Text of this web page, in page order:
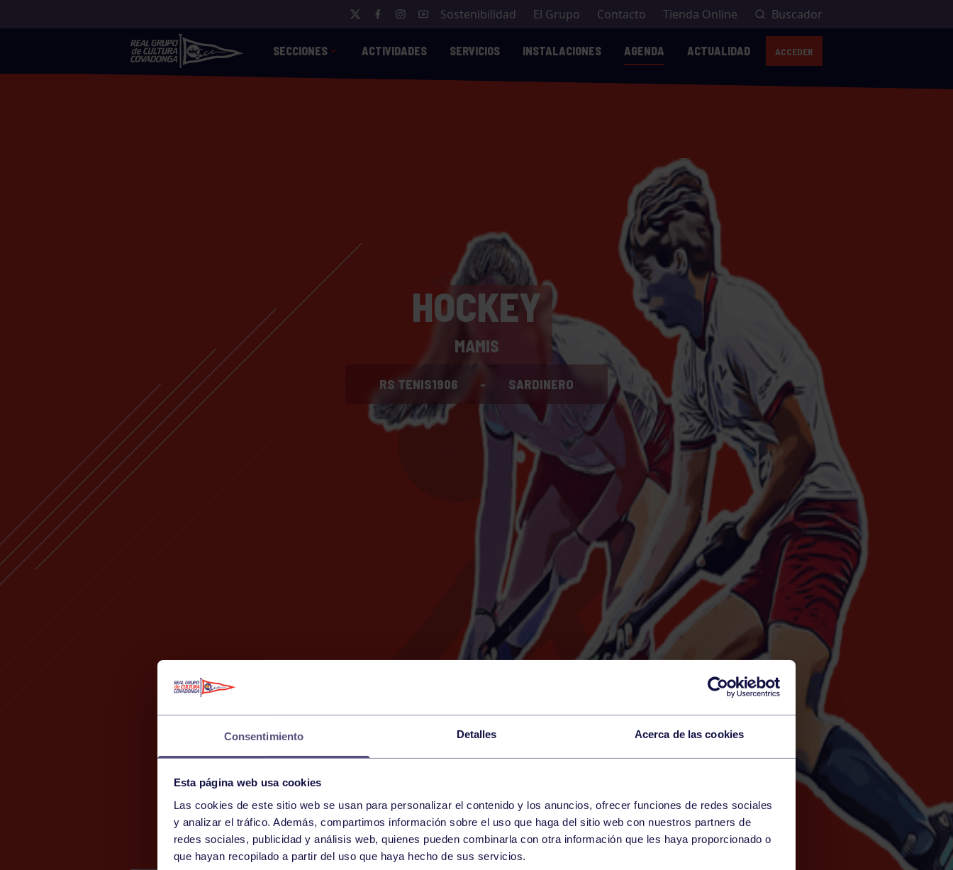
Consentimiento Detalles Acerca de las cookies
Esta página web usa cookies
Las cookies de este sitio web se usan para personalizar el contenido y los anuncios, ofrecer funciones de redes sociales
y analizar el tráfico. Además, compartimos información sobre el uso que haga del sitio web con nuestros partners de
redes sociales, publicidad y análisis web, quienes pueden combinarla con otra información que les haya proporcionado o
que hayan recopilado a partir del uso que haya hecho de sus servicios.
Sostenibilidad El Grupo Contacto Tienda Online Buscador
SECCIONES ACTIVIDADES SERVICIOS INSTALACIONES AGENDA ACTUALIDAD ACCEDER
HOCKEY
MAMIS
RS TENIS1906 - SARDINERO
13 SATURDAY
JANUARY
14:30 h RGCC (CAMPO DE HOCKEY)